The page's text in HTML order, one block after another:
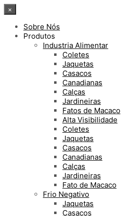
×
Sobre Nós
Produtos
Industria Alimentar
Coletes
Jaquetas
Casacos
Canadianas
Calças
Jardineiras
Fatos de Macaco
Alta Visibilidade
Coletes
Jaquetas
Casacos
Canadianas
Calças
Jardineiras
Fato de Macaco
Frio Negativo
Jaquetas
Casacos